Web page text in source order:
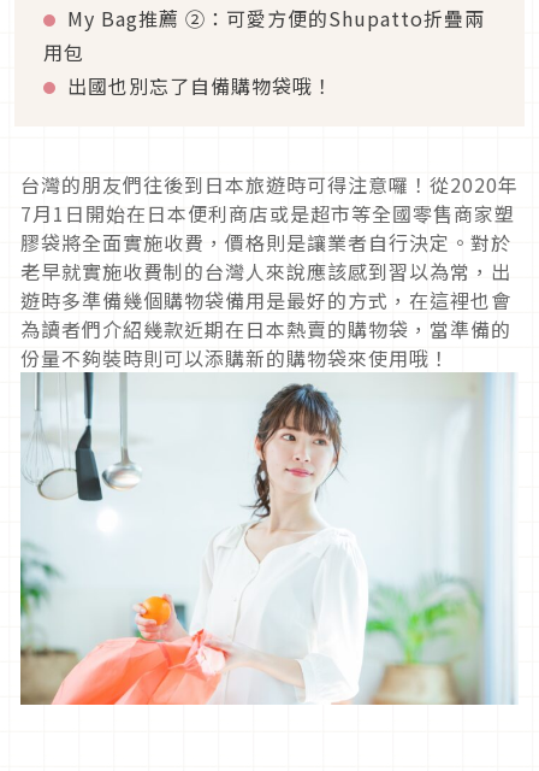
My Bag推薦 ②：可愛方便的Shupatto折疊兩
用包
出國也別忘了自備購物袋哦！
台灣的朋友們往後到日本旅遊時可得注意囉！從2020年
7月1日開始在日本便利商店或是超市等全國零售商家塑
膠袋將全面實施收費，價格則是讓業者自行決定。對於
老早就實施收費制的台灣人來說應該感到習以為常，出
遊時多準備幾個購物袋備用是最好的方式，在這裡也會
為讀者們介紹幾款近期在日本熱賣的購物袋，當準備的
份量不夠裝時則可以添購新的購物袋來使用哦！